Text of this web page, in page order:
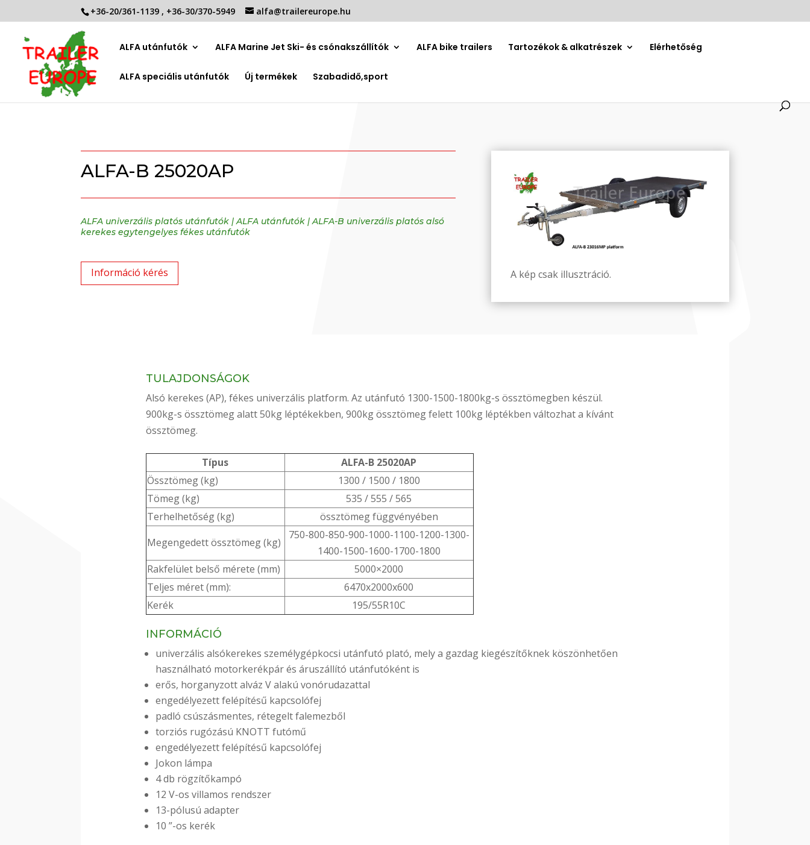
+36-20/361-1139 , +36-30/370-5949 alfa@trailereurope.hu
ALFA utánfutók ALFA Marine Jet Ski- és csónakszállítók ALFA bike trailers Tartozékok & alkatrészek Elérhetőség
ALFA speciális utánfutók Új termékek Szabadidő,sport
ALFA-B 25020AP
ALFA univerzális platós utánfutók |ALFA utánfutók |ALFA-B univerzális platós alsó
kerekes egytengelyes fékes utánfutók
Információ kérés A kép csak illusztráció.
TULAJDONSÁGOK
Alsó kerekes (AP), fékes univerzális platform. Az utánfutó 1300-1500-1800kg-s össztömegben készül.
900kg-s össztömeg alatt 50kg léptékekben, 900kg össztömeg felett 100kg léptékben változhat a kívánt
össztömeg.
Típus
ALFA-B 25020AP
Össztömeg (kg)
1300 / 1500 / 1800
Tömeg (kg)
535 / 555 / 565
Terhelhetőség (kg)
össztömeg függvényében
Megengedett össztömeg (kg)
750-800-850-900-1000-1100-1200-1300-
1400-1500-1600-1700-1800
Rakfelület belső mérete (mm)
5000×2000
Teljes méret (mm):
6470x2000x600
Kerék
195/55R10C
INFORMÁCIÓ
univerzális alsókerekes személygépkocsi utánfutó plató, mely a gazdag kiegészítőknek köszönhetően
használható motorkerékpár és áruszállító utánfutóként is
erős, horganyzott alváz V alakú vonórudazattal
engedélyezett felépítésű kapcsolófej
padló csúszásmentes, rétegelt falemezből
torziós rugózású KNOTT futómű
engedélyezett felépítésű kapcsolófej
Jokon lámpa
4 db rögzítőkampó
12 V-os villamos rendszer
13-pólusú adapter
10 ”-os kerék